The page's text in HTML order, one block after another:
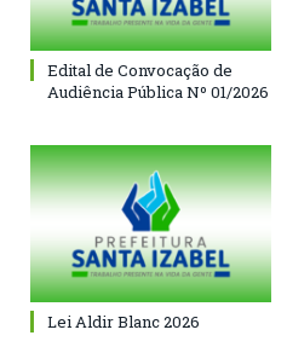
Edital de Convocação de
Audiência Pública Nº 01/2026
Lei Aldir Blanc 2026